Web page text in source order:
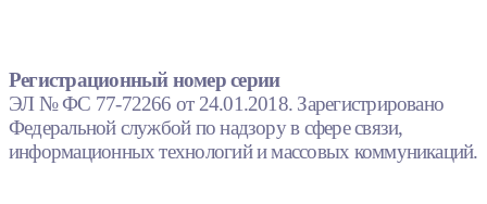
Регистрационный номер серии
ЭЛ № ФС 77-72266 от 24.01.2018. Зарегистрировано
Федеральной службой по надзору в сфере связи,
информационных технологий и массовых коммуникаций.